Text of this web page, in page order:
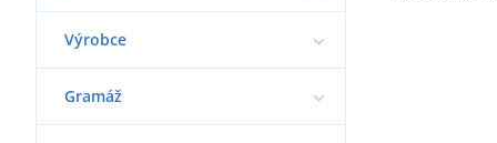
Výrobce
Gramáž